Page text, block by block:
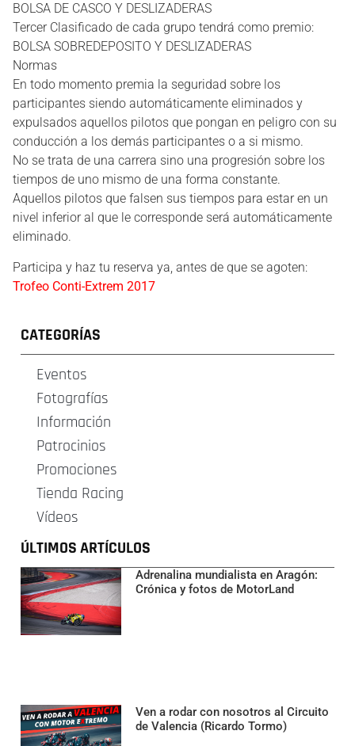
BOLSA DE CASCO Y DESLIZADERAS
Tercer Clasificado de cada grupo tendrá como premio:
BOLSA SOBREDEPOSITO Y DESLIZADERAS
Normas
En todo momento premia la seguridad sobre los
participantes siendo automáticamente eliminados y
expulsados aquellos pilotos que pongan en peligro con su
conducción a los demás participantes o a si mismo.
No se trata de una carrera sino una progresión sobre los
tiempos de uno mismo de una forma constante.
Aquellos pilotos que falsen sus tiempos para estar en un
nivel inferior al que le corresponde será automáticamente
eliminado.
Participa y haz tu reserva ya, antes de que se agoten:
Trofeo Conti-Extrem 2017
CATEGORÍAS
Eventos
Fotografías
Información
Patrocinios
Promociones
Tienda Racing
Vídeos
ÚLTIMOS ARTÍCULOS
Adrenalina mundialista en Aragón:
Crónica y fotos de MotorLand
Ven a rodar con nosotros al Circuito
de Valencia (Ricardo Tormo)